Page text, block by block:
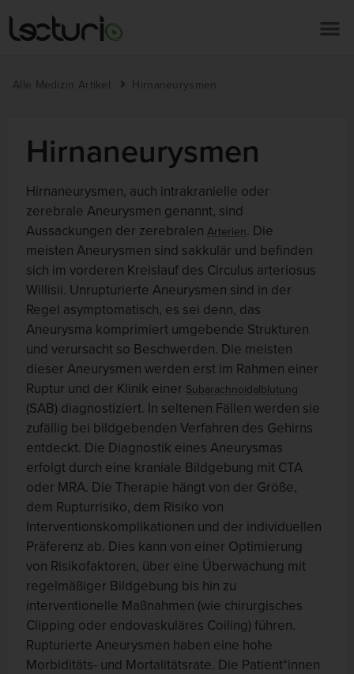
Alle Medizin Artikel Hirnaneurysmen
Hirnaneurysmen
Hirnaneurysmen, auch intrakranielle oder
zerebrale Aneurysmen genannt, sind
Aussackungen der zerebralen Arterien. Die
meisten Aneurysmen sind sakkulär und befinden
sich im vorderen Kreislauf des Circulus arteriosus
Willisii. Unrupturierte Aneurysmen sind in der
Regel asymptomatisch, es sei denn, das
Aneurysma komprimiert umgebende Strukturen
und verursacht so Beschwerden. Die meisten
dieser Aneurysmen werden erst im Rahmen einer
Ruptur und der Klinik einer Subarachnoidalblutung
(SAB) diagnostiziert. In seltenen Fällen werden sie
zufällig bei bildgebenden Verfahren des Gehirns
entdeckt. Die Diagnostik eines Aneurysmas
erfolgt durch eine kraniale Bildgebung mit CTA
oder MRA. Die Therapie hängt von der Größe,
dem Rupturrisiko, dem Risiko von
Interventionskomplikationen und der individuellen
Präferenz ab. Dies kann von einer Optimierung
von Risikofaktoren, über eine Überwachung mit
regelmäßiger Bildgebung bis hin zu
interventionelle Maßnahmen (wie chirurgisches
Clipping oder endovaskuläres Coiling) führen.
Rupturierte Aneurysmen haben eine hohe
Morbiditäts- und Mortalitätsrate. Die Patient*innen